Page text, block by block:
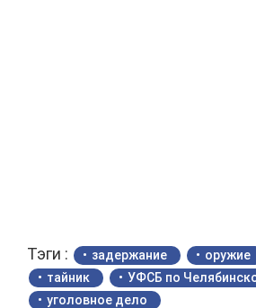
Тэги : задержание оружие
тайник
УФСБ по
уголовное дело